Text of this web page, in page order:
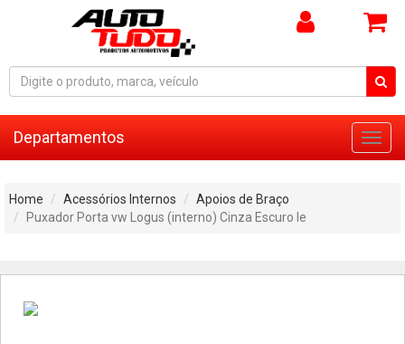
Departamentos
Home Acessórios Internos
Apoios de Braço
Puxador Porta vw Logus (interno) Cinza Escuro le